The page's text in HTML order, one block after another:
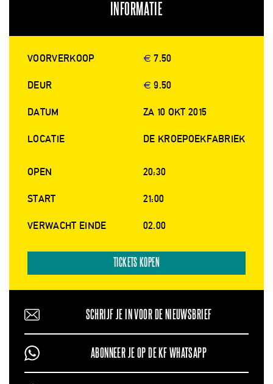
INFORMATIE
VOORVERKOOP € 7.50
DEUR € 9.50
DATUM ZA 10 OKT 2015
LOCATIE DE KROEPOEKFABRIEK
OPEN 20:30
START 21:00
VERWACHT EINDE 02.00
TICKETS KOPEN
SCHRIJF JE IN VOOR DE NIEUWSBRIEF
ABONNEER JE OP DE KF WHATSAPP